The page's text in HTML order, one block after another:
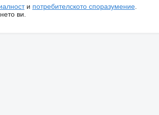
и потребителското споразумение.
ви.